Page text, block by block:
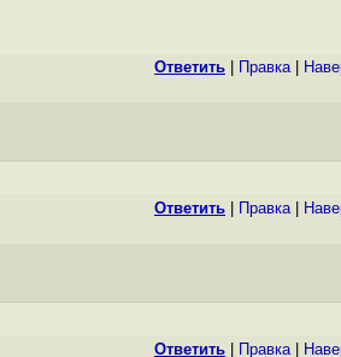
Ответить Правка|
Ответить Правка|
Ответить Правка|